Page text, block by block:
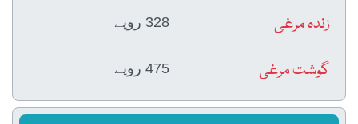
زندہ مرغی 328 روپے
گوشت مرغی 475 روپے